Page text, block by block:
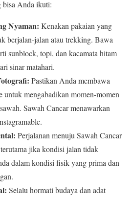
bisa Anda ikuti:
Nyaman: Kenakan pakaian yang
berjalan-jalan atau trekking. Bawa
sunblock, topi, dan kacamata hitam
sinar matahari.
Pastikan Anda membawa
untuk mengabadikan momen-momen
Sawah Cancar menawarkan
Perjalanan menuju Sawah Cancar
jika kondisi jalan tidak
dalam kondisi fisik yang prima dan
Selalu hormati budaya dan adat